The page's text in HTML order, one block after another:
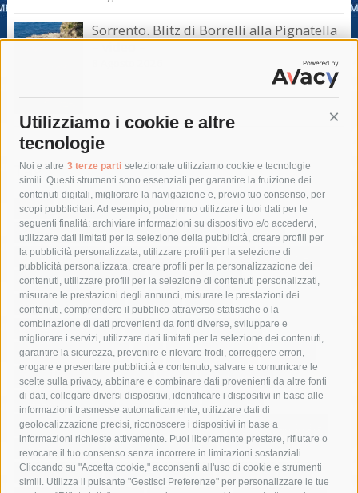
Utilizziamo i cookie e altre
tecnologie
Noi e altre 3 terze parti selezionate utilizziamo cookie e tecnologie
simili. Questi strumenti sono essenziali per garantire la fruizione dei
contenuti digitali, migliorare la navigazione e, previo tuo consenso, per
scopi pubblicitari. Ad esempio, potremmo utilizzare i tuoi dati per le
seguenti finalità: archiviare informazioni su dispositivo e/o accedervi,
utilizzare dati limitati per la selezione della pubblicità, creare profili per
la pubblicità personalizzata, utilizzare profili per la selezione di
pubblicità personalizzata, creare profili per la personalizzazione dei
contenuti, utilizzare profili per la selezione di contenuti personalizzati,
misurare le prestazioni degli annunci, misurare le prestazioni dei
contenuti, comprendere il pubblico attraverso statistiche o la
combinazione di dati provenienti da fonti diverse, sviluppare e
migliorare i servizi, utilizzare dati limitati per la selezione dei contenuti,
garantire la sicurezza, prevenire e rilevare frodi, correggere errori,
erogare e presentare pubblicità e contenuto, salvare e comunicare le
scelte sulla privacy, abbinare e combinare dati provenienti da altre fonti
di dati, collegare diversi dispositivi, identificare i dispositivi in base alle
informazioni trasmesse automaticamente, utilizzare dati di
geolocalizzazione precisi, riconoscere i dispositivi in base a
informazioni richieste attivamente. Puoi liberamente prestare, rifiutare o
revocare il tuo consenso senza incorrere in limitazioni sostanziali.
Cliccando su "Accetta cookie," acconsenti all'uso di cookie e strumenti
simili. Utilizza il pulsante "Gestisci Preferenze" per personalizzare le tue
Sorrento. Blitz di Borrelli alla Pignatella
– video –
Tag
acqua allerta meteo
anas
area marina protetta di punta campanella
arresto
Asl Napoli 3 sud
capitaneria di porto capri
carabinieri
castellammare di stabia
circumvesuviana
comune di sorrento
concerto
contagi
costiera amalfitana
covid-19 eav
elezioni
fondazione sorrento
gori guardia costiera
incidente
lavori
lorenzo balducelli mare
massa lubrense
massimo coppola
Meta napoli
ordinanza
penisola sorrentina
piano di sorrento
polizia municipale
protezione civile
Regione Campania
sant'agnello
sindaco cuomo
sorrento studenti temporali
treni